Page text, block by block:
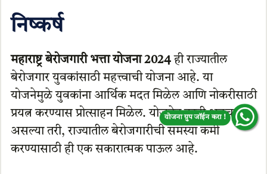
निष्कर्ष
महाराष्ट्र बेरोजगारी भत्ता योजना 2024ही राज्यातील
बेरोजगार युवकांसाठी महत्त्वाची योजना आहे. या
योजनेमुळे युवकांना आर्थिक मदत मिळेल आणि नोकरीसाठी
प्रयत्न करण्यास प्रोत्साहन मिळेल. योजनेत काही अडचणी
असल्या तरी, राज्यातील बेरोजगारीची समस्या कमी
करण्यासाठी ही एक सकारात्मक पाऊल आहे.
योजना ग्रुप जॉईन करा !